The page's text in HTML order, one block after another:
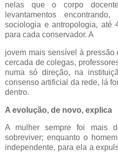
nelas que o corpo
levantamentos
sociologia e antropologia, até
para cada conservador. A
jovem mais sensível à
cercada de colegas,
numa só direção, na
consenso artificial da rede, lá
dentro.
A evolução, de novo, explica
A mulher sempre foi mais
sobreviver; enquanto o
independente, para ela a